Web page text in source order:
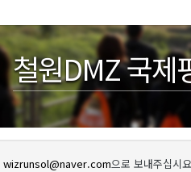
철원DMZ 국제
wizrunsol@naver.com으로 보내주십시